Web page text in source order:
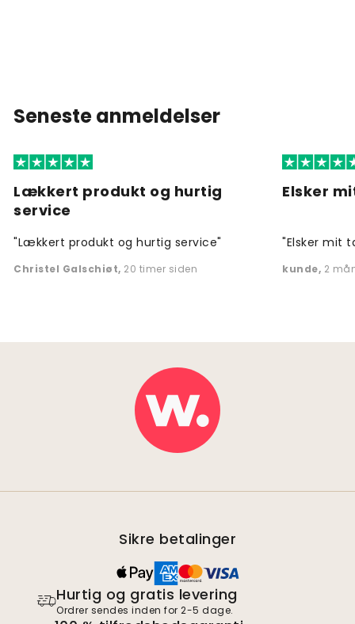
Seneste anmeldelser
Lækkert produkt og hurtig
service
"Lækkert produkt og hurtig service"
Christel Galschiøt, 20 timer siden
Elsker
"Elsker mit
kunde, 2
Sikre betalinger
Hurtig og gratis levering
Ordrer sendes inden for 2-5 dage.